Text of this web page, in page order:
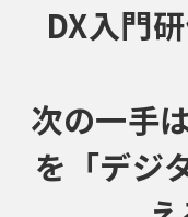
DX入門
次の一手
を「デジ